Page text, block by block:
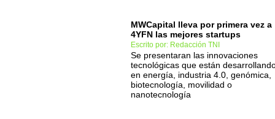
MWCapital lleva por primera vez a
4YFN las mejores startups
Escrito por: Redacción TNI
Se presentaran las innovaciones
tecnológicas que están
en energía, industria 4.0, genómica,
biotecnología, movilidad o
nanotecnología